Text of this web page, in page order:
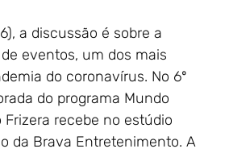
a discussão é sobre a
eventos, um dos mais
do coronavírus. No 6º
do programa Mundo
Frizera recebe no estúdio
da Brava Entretenimento. A